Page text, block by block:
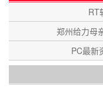
RT
郑州给力母
PC最新